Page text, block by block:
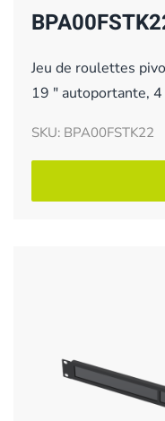
Jeu de roulettes
19 " autoportante,
SKU: BPA00FSTK22